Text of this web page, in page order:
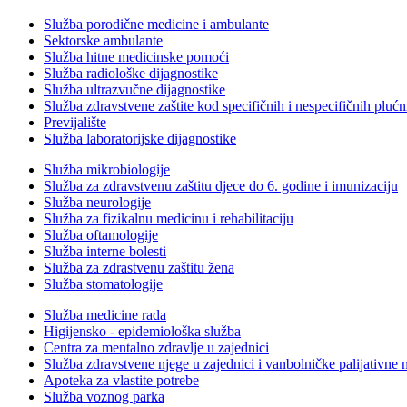
Služba porodične medicine i ambulante
Sektorske ambulante
Služba hitne medicinske pomoći
Služba radiološke dijagnostike
Služba ultrazvučne dijagnostike
Služba zdravstvene zaštite kod specifičnih i nespecifičnih
Previjalište
Služba laboratorijske dijagnostike
Služba mikrobiologije
Služba za zdravstvenu zaštitu djece do 6. godine i imunizaciju
Služba neurologije
Služba za fizikalnu medicinu i rehabilitaciju
Služba oftamologije
Služba interne bolesti
Služba za zdrastvenu zaštitu žena
Služba stomatologije
Služba medicine rada
Higijensko - epidemiološka služba
Centra za mentalno zdravlje u zajednici
Služba zdravstvene njege u zajednici i vanbolničke palijativne
Apoteka za vlastite potrebe
Služba voznog parka